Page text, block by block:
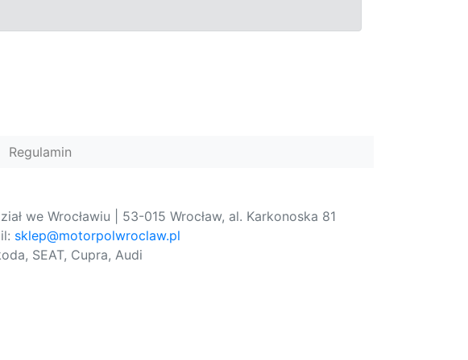
Regulamin
we Wrocławiu | 53-015 Wrocław, al. Karkonoska 81
sklep@motorpolwroclaw.pl
SEAT, Cupra, Audi